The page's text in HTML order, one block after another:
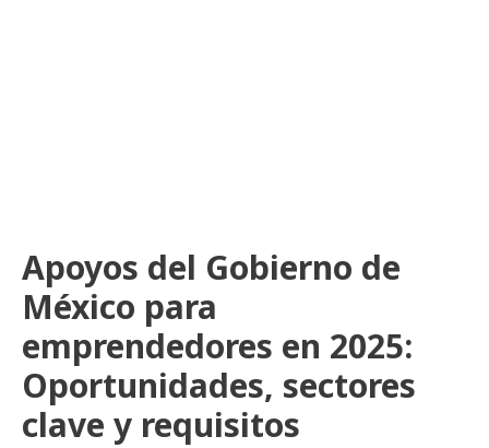
Apoyos del Gobierno de
México para
emprendedores en 2025:
Oportunidades, sectores
clave y requisitos